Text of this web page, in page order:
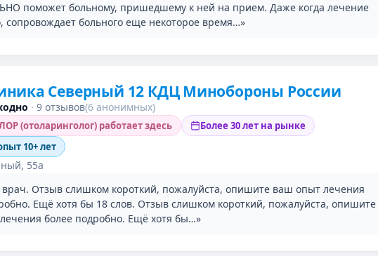
поможет больному, пришедшему к ней на прием. Даже когда лечение
сопровождает больного еще некоторое время…»
Северный 12 КДЦ Минобороны России
· 9 отзывов(6 анонимных)
(отоларинголог) работает здесь
Более 30 лет на рынке
10+ лет
55а
Отзыв слишком короткий, пожалуйста, опишите ваш опыт лечения
Ещё хотя бы 18 слов. Отзыв слишком короткий, пожалуйста, опишите
более подробно. Ещё хотя бы…»